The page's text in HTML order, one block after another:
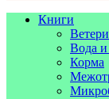
Книги
Вода
Корма